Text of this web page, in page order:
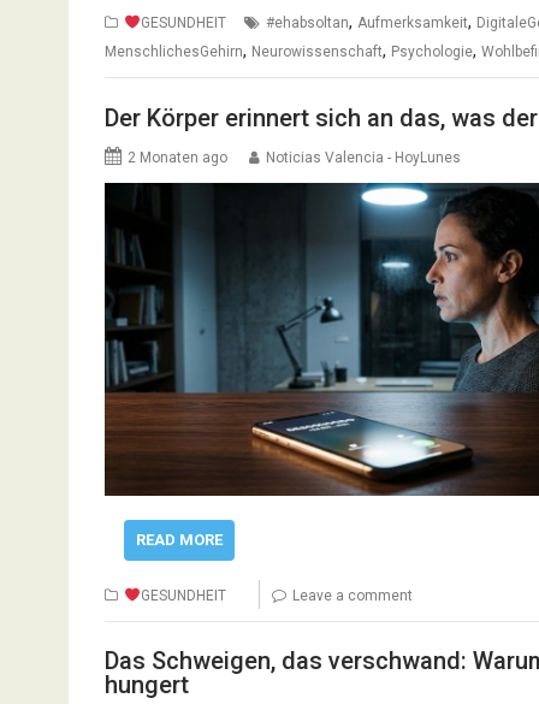
GESUNDHEIT #ehabsoltan, Aufmerksamkeit,
MenschlichesGehirn, Neurowissenschaft, Psychologie,
Der Körper erinnert sich an das, was
2 Monaten ago Noticias Valencia - HoyLunes
READ MORE
GESUNDHEIT Leave a comment
Das Schweigen, das verschwand:
hungert